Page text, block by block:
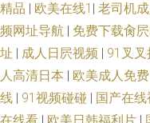
精品 | 欧美在线1 | 老司机
频网址导航 | 免费下载肏
址 | 成人日屄视频 | 91叉叉
人高清日本 | 欧美成人免费
线 | 91视频碰碰 | 国产在